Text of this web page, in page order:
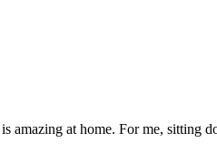
amazing at home. For me, sitting